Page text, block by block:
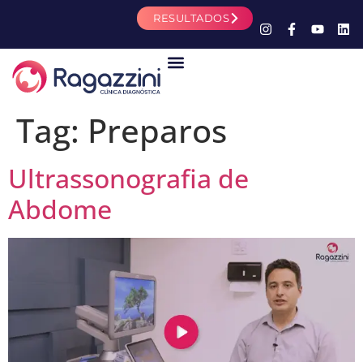
RESULTADOS
Tag: Preparos
Ultrassonografia de
Abdome